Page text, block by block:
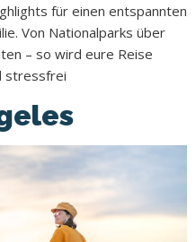
für einen entspannten
Von Nationalparks über
– so wird eure Reise
stressfrei